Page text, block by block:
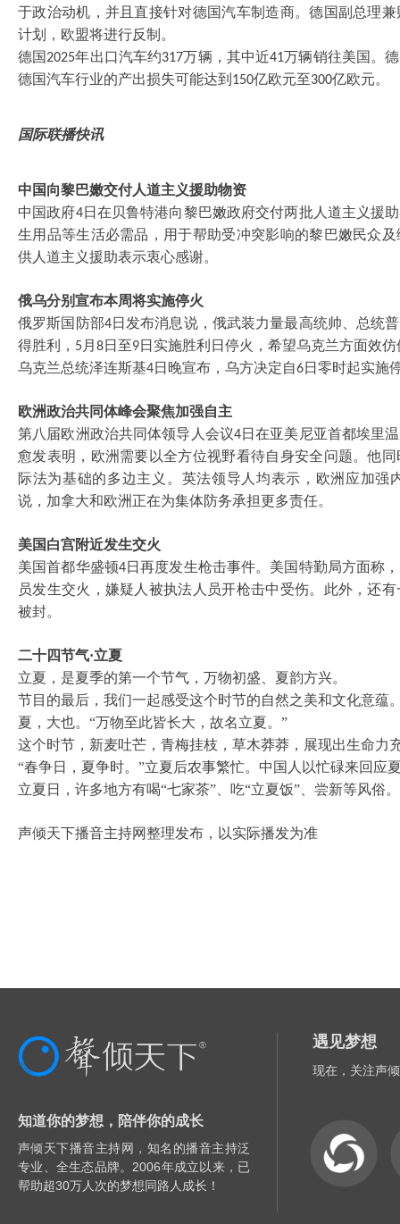
于政治动机，并且直接针对德国汽车制造商。德国副总理
计划，欧盟将进行反制。
德国 2025年出口汽车约317万辆，其中近41万辆销往美国。
德国汽车行业的产出损失可能达到 150亿欧元至300亿欧元。
国际联播快讯
中国向黎巴嫩交付人道主义援助物资
中国政府4日在贝鲁特港向黎巴嫩政府交付两批人道主义援
生用品等生活必需品，用于帮助受冲突影响的黎巴嫩民众
供人道主义援助表示衷心感谢。
俄乌分别宣布本周将实施停火
俄罗斯国防部4日发布消息说，俄武装力量最高统帅、总统
得胜利， 5月 8日至9日实施胜利日停火，希望乌克兰方面效
乌克兰总统泽连斯基4日晚宣布，乌方决定自6日零时起实施
欧洲政治共同体峰会聚焦加强自主
第八届欧洲政治共同体领导人会议4日在亚美尼亚首都埃里
愈发表明，欧洲需要以全方位视野看待自身安全问题。他
际法为基础的多边主义。英法领导人均表示，欧洲应加
说，加拿大和欧洲正在为集体防务承担更多责任。
美国白宫附近发生交火
美国首都华盛顿4日再度发生枪击事件。美国特勤局方面称
员发生交火，嫌疑人被执法人员开枪击中受伤。此外，还
被封。
二十四节气·立夏
立夏，是夏季的第一个节气，万物初盛、夏韵方兴。
节目的最后，我们一起感受这个时节的自然之美和文化意蕴
夏，大也。 “万物至此皆长大，故名立夏。”
这个时节，新麦吐芒，青梅挂枝，草木莽莽，展现出生命力
“春争日，夏争时。”立夏后农事繁忙。中国人以忙碌来回应
立夏日，许多地方有喝“七家茶”、吃“立夏饭”、尝新等风俗
声倾天下播音主持网整理发布，以实际播发为准
知道你的梦想，陪伴你的成长
声倾天下播音主持网，知名的播音主持泛
专业、全生态品牌。2006年成立以来，已
帮助超30万人次的梦想同路人成长！
遇见梦想
现在，关注声